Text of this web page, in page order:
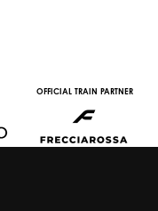
OFFICIAL TRAIN PARTNER